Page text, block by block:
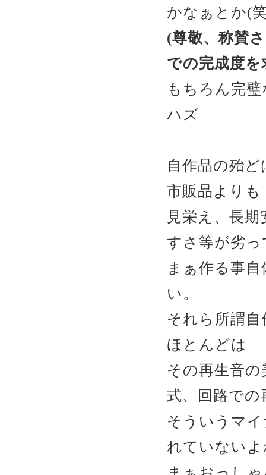
かなぁとか(
(尊敬、称賛
での完成度
もちろん完
ハズ
自作品の殆
市販品よりも
見栄え、長
すさ等が劣
まぁ作る事
い。
それら所謂
ほとんどは
その再生音
式、回路で
そういうマ
れていない